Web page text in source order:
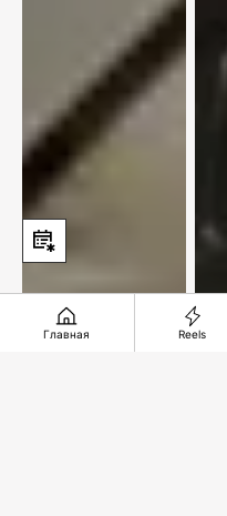
«Самоцветные»
Главная Reels